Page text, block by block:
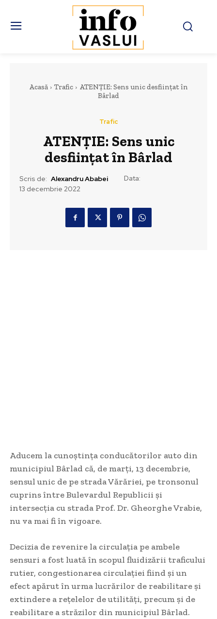
Acasă Trafic
ATENȚIE: Sens unic desființat în
Bârlad
Trafic
ATENȚIE: Sens unic
desființat în Bârlad
Scris de: Alexandru Ababei
Data:
13 decembrie 2022
Aducem la cunoștința conducătorilor auto din
municipiul Bârlad că, de marți, 13 decembrie,
sensul unic de pe strada Vărăriei, pe tronsonul
cuprins între Bulevardul Republicii și
intersecția cu strada Prof. Dr. Gheorghe Vrabie,
nu va mai fi în vigoare.
Decizia de revenire la circulația pe ambele
sensuri a fost luată în scopul fluidizării traficului
rutier, congestionarea circulației fiind și un
efect apărut în urma lucrărilor de reabilitare și
extindere a rețelelor de utilități, precum și de
reabilitare a străzilor din municipiul Bârlad.